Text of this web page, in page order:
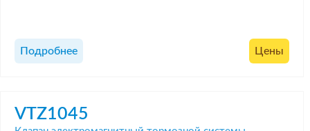
Подробнее Цены
VTZ1045